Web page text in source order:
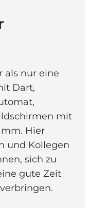
als nur eine
Dart,
mit
Hier
und Kollegen
sich zu
gute Zeit